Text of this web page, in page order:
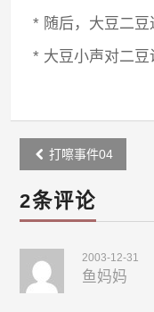
* 随后，大豆二豆
* 大豆小声对二豆
Post
navigation
打嚓事件04
2条评论
2003-12-31
鱼妈妈